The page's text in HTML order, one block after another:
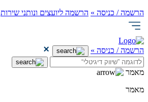
הרשמה / כניסה » הרשמה ליועצים ונותני שירות
הרשמה / כניסה »
מאמר
מאמר